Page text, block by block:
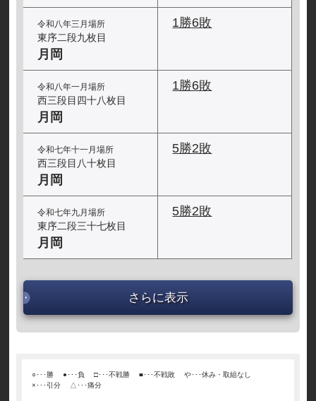
令和八年三月場所
東序二段九枚目
月岡
1勝6敗
令和八年一月場所
西三段目四十八枚目
月岡
1勝6敗
令和七年十一月場所
西三段目八十枚目
月岡
5勝2敗
令和七年九月場所
東序二段三十七枚目
月岡
5勝2敗
さらに表示
○･･･勝 ●･･･負 □･･･不戦勝 ■･･･不戦敗
や･･･休み・取組なし
×･･･引分
△･･･痛分